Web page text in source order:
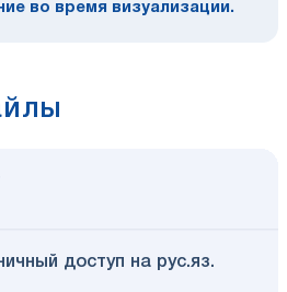
во время визуализации.
доступ на рус.яз.